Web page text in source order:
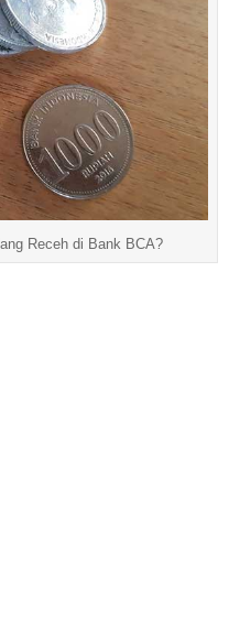
Receh di Bank BCA?